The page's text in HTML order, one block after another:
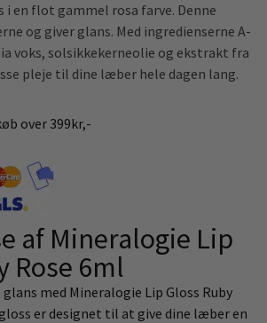
en flot gammel rosa farve. Denne
og giver glans. Med ingredienserne A-
voks, solsikkekerneolie og ekstrakt fra
pleje til dine læber hele dagen lang.
over 399kr,-
af Mineralogie Lip
Rose 6ml
med Mineralogie Lip Gloss Ruby
er designet til at give dine læber en